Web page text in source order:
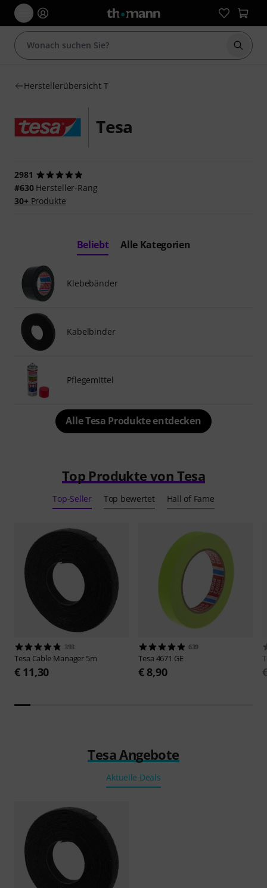
Suche
Herstellerübersicht T
Tesa
2981
#630Hersteller-Rang
30+Produkte
Beliebt Alle Kategorien
Klebebänder
Kabelbinder
Pflegemittel
Alle Tesa Produkte entdecken
Top Produkte von Tesa
Top-Seller Top bewertet Hall of Fame
393
Tesa Cable Manager 5m
€ 11,30
639
Tesa 4671 GE
€ 8,90
Tesa Angebote
Aktuelle Deals